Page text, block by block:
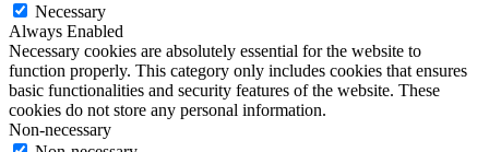
Necessary
Always Enabled
Necessary cookies are absolutely essential for the website to
function properly. This category only includes cookies that ensures
basic functionalities and security features of the website. These
cookies do not store any personal information.
Non-necessary